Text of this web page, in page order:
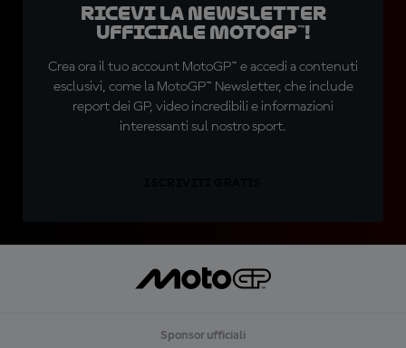
Ricevi la newsletter
ufficiale MotoGP™!
Crea ora il tuo account MotoGP™ e accedi a contenuti
esclusivi, come la MotoGP™ Newsletter, che include
report dei GP, video incredibili e informazioni
interessanti sul nostro sport.
Sponsor ufficiali